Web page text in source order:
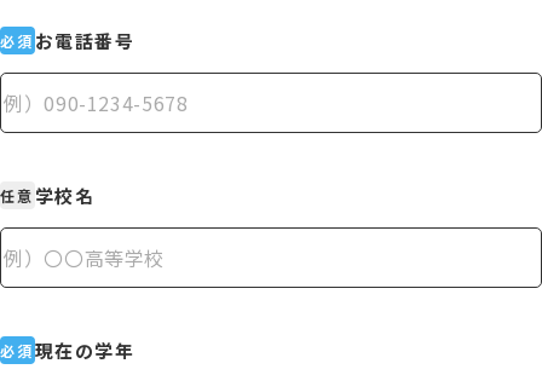
必須 お電話番号
任意 学校名
必須現在の学年